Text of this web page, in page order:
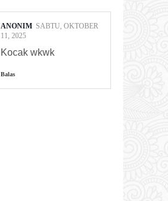
ANONIM SABTU, OKTOBER
11, 2025
Kocak wkwk
Balas